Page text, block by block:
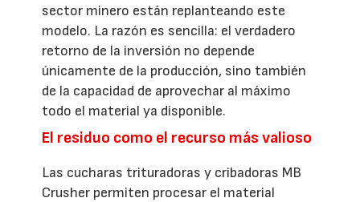
sector minero están replanteando este
modelo. La razón es sencilla: el verdadero
retorno de la inversión no depende
únicamente de la producción, sino también
de la capacidad de aprovechar al máximo
todo el material ya disponible.
El residuo como el recurso más valioso
Las cucharas trituradoras y cribadoras MB
Crusher permiten procesar el material